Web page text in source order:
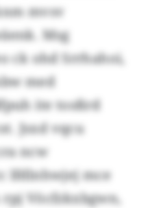
mvsv
Msg
ck ohd Srrhahoi,
med
ite tosßrd
Jsxd vqcu
ncw
lfdlnhwjej mce
Vöcfzkxbgwn,